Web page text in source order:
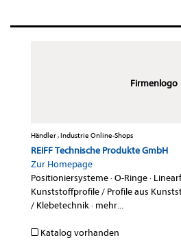
Firmenlogo
Händler , Industrie Online-Shops
REIFF Technische Produkte GmbH
Zur Homepage
Positioniersysteme·O-Ringe·
Kunststoffprofile / Profile aus
/ Klebetechnik· mehr...
Katalog vorhanden